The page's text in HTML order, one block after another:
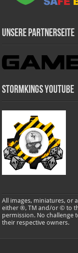
Unsere Partnerseite
Stormkings Youtube
All images, miniatures, or
either ®, TM and/or © to
permission. No challenge
their respective owners.